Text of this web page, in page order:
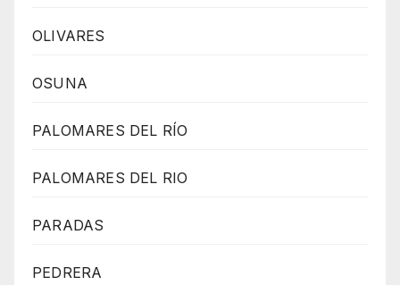
OLIVARES
OSUNA
PALOMARES DEL RÍO
PALOMARES DEL RIO
PARADAS
PEDRERA